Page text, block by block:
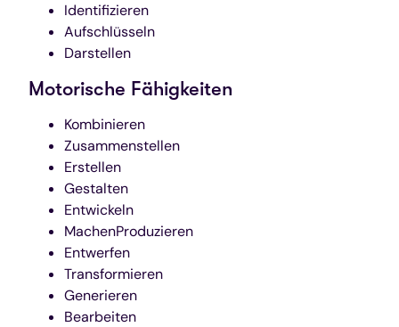
Identifizieren
Aufschlüsseln
Darstellen
Motorische Fähigkeiten
Kombinieren
Zusammenstellen
Erstellen
Gestalten
Entwickeln
MachenProduzieren
Entwerfen
Transformieren
Generieren
Bearbeiten